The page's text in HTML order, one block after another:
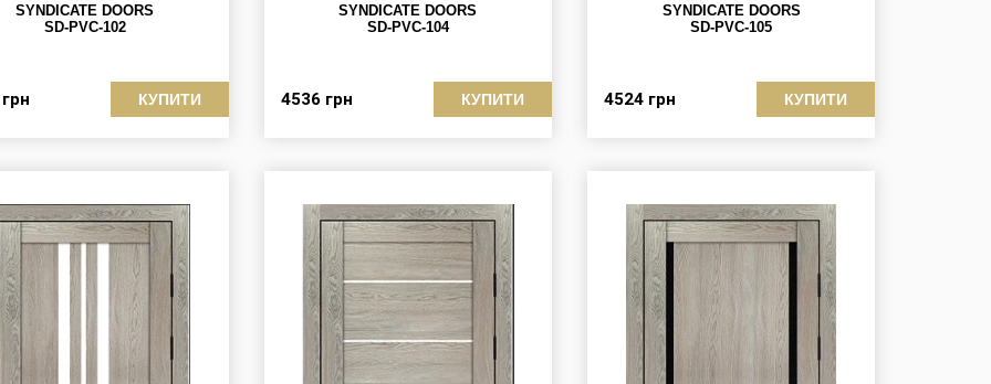
SYNDICATE DOORS
SD-PVC-102
грн КУПИТИ
SYNDICATE DOORS
SD-PVC-104
4536 грн КУПИТИ
SYNDICATE DOORS
SD-PVC-105
4524 грн КУПИТИ